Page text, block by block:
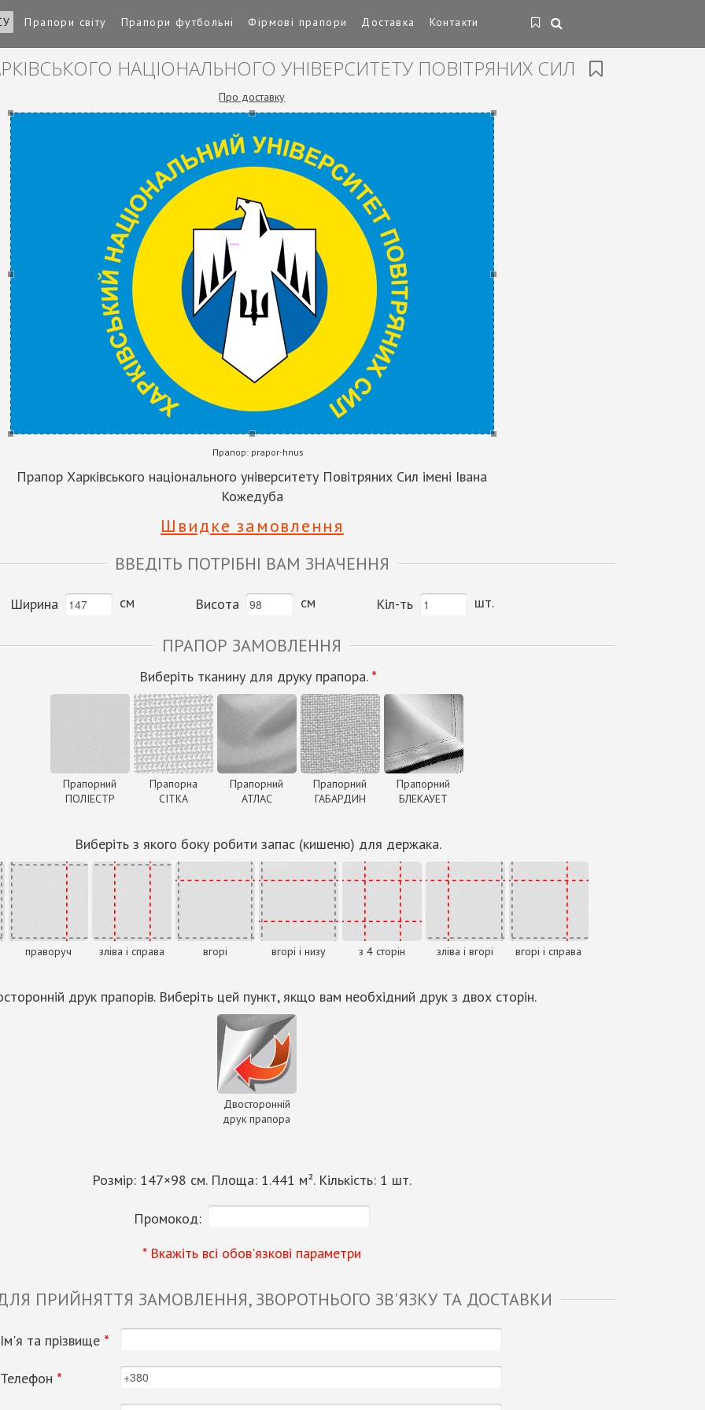
Прапори світу Прапори футбольні Фірмові прапори Доставка Контакти
НАЦІОНАЛЬНОГО УНІВЕРСИТЕТУ ПОВІТРЯНИХ СИЛ
Про доставку
Прапор:prapor-hnus
Прапор Харківського національного університету Повітряних Сил імені Івана
Кожедуба
Швидке замовлення
ВВЕДІТЬ ПОТРІБНІ ВАМ ЗНАЧЕННЯ
Ширина см Висота см Кіл-ть шт.
ПРАПОР ЗАМОВЛЕННЯ
Виберіть тканину для друку прапора. *
Прапорний
ПОЛІЕСТР
Прапорна
СІТКА
Прапорний
АТЛАС
Прапорний
ГАБАРДИН
Прапорний
БЛЕКАУЕТ
Виберіть з якого боку робити запас (кишеню) для держака.
праворуч зліва і справа вгорі вгорі і низу з 4 сторін зліва і вгорі вгорі і справа
друк прапорів. Виберіть цей пункт, якщо вам необхідний друк з двох сторін.
Двосторонній
друк прапора
Розмір: 147×98 см. Площа: 1.441 м². Кількість: 1 шт.
Промокод:
* Вкажіть всі обов'язкові параметри
ПРИЙНЯТТЯ ЗАМОВЛЕННЯ, ЗВОРОТНЬОГО ЗВ'ЯЗКУ ТА ДОСТАВКИ
Ім'я та прізвище *
Телефон *